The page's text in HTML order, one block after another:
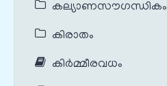
കല്യാണസൗഗന്ധികം
കിരാതം
കിർമ്മീരവധം